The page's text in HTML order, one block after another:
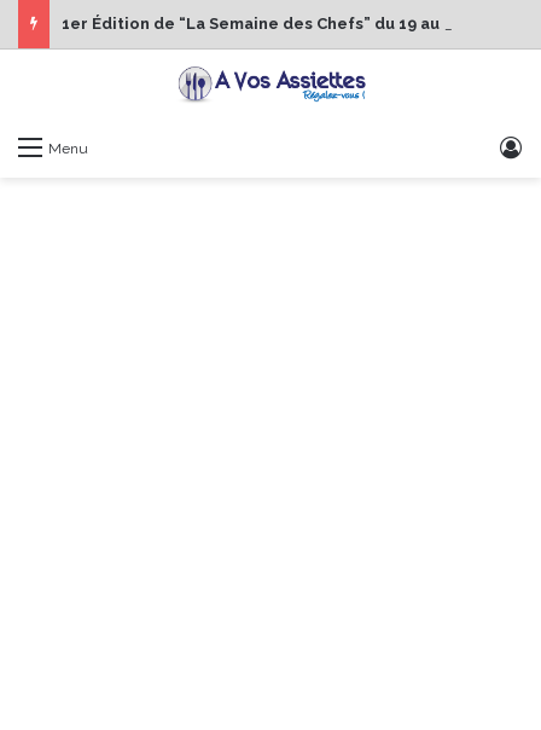
Menu